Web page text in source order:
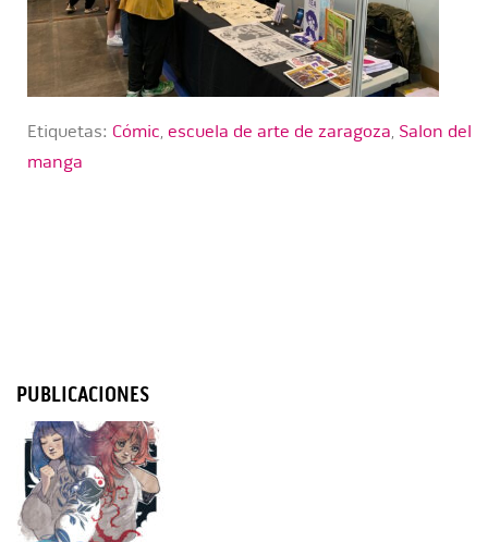
Etiquetas: Cómic, escuela de arte de zaragoza, Salon del
manga
PUBLICACIONES